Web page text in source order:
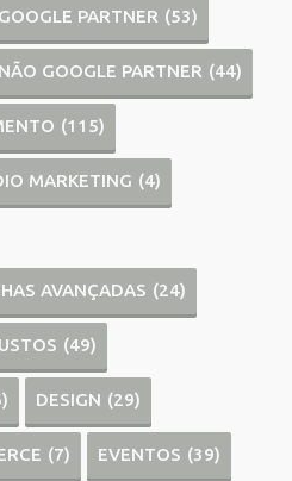
PARTNER (53)
GOOGLE PARTNER (44)
(115)
MARKETING (4)
AVANÇADAS (24)
(49)
DESIGN (29)
(7) EVENTOS (39)